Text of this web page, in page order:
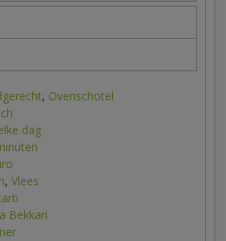
, Ovenschotel
dag
, Vlees
Bekkari